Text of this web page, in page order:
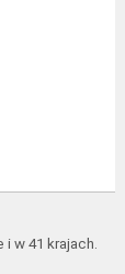
w 41 krajach.